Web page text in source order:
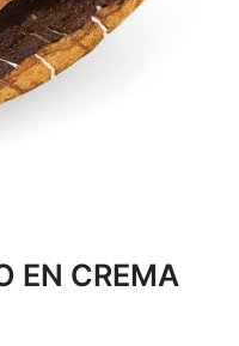
EN CREMA